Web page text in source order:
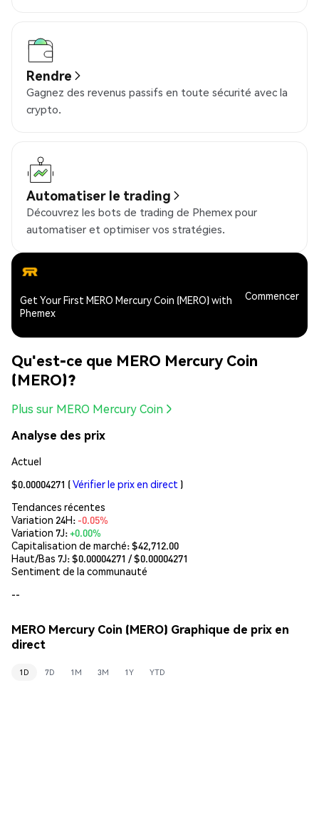
Rendre
Gagnez des revenus passifs en toute sécurité avec la
crypto.
Automatiser le trading
Découvrez les bots de trading de Phemex pour
automatiser et optimiser vos stratégies.
Get Your First MERO Mercury Coin (MERO) with
Phemex
Commencer
Qu'est-ce que MERO Mercury Coin
(MERO)?
Plus sur MERO Mercury Coin
Analyse des prix
Actuel
$0.00004271 (Vérifier le prix en direct )
Tendances récentes
Variation 24H: -0.05%
Variation 7J:+0.00%
Capitalisation de marché:$42,712.00
Haut/Bas 7J: $0.00004271 / $0.00004271
Sentiment de la communauté
--
MERO Mercury Coin (MERO) Graphique de prix en
direct
1D 7D 1M 3M 1Y YTD